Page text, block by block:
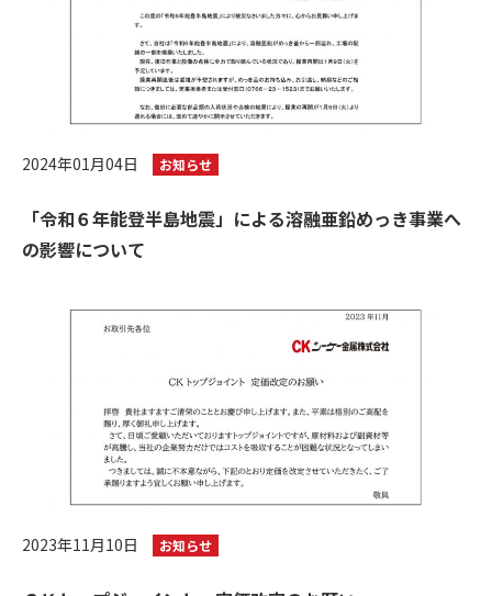
2024年01月04日 お知らせ
「令和６年能登半島地震」による溶融亜鉛めっき事業へ
の影響について
2023年11月10日 お知らせ